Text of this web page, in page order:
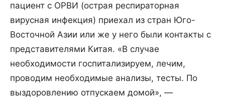
пациент с ОРВИ (острая респираторная
вирусная инфекция) приехал из стран Юго-
Восточной Азии или же у него были контакты с
представителями Китая. «В случае
необходимости госпитализируем, лечим,
проводим необходимые анализы, тесты. По
выздоровлению отпускаем домой», —